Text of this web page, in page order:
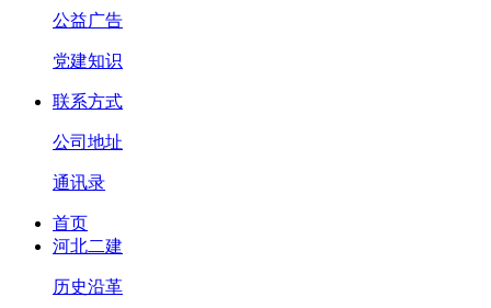
公益广告
党建知识
联系方式
公司地址
通讯录
首页
河北二建
历史沿革